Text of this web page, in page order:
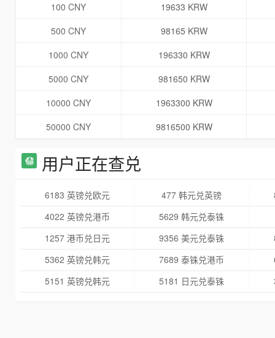
100 CNY
19633 KRW
500 CNY
98165 KRW
1000 CNY
196330 KRW
5000 CNY
981650 KRW
10000 CNY
1963300 KRW
50000 CNY
9816500 KRW
用户正在查兑
6183 英镑兑欧元 477 韩元兑英镑
4022 英镑兑港币
5629 韩元兑泰铢
1257 港币兑日元
9356 美元兑泰铢
5362 英镑兑韩元
7689 泰铢兑港币
5151 英镑兑韩元
5181 日元兑泰铢